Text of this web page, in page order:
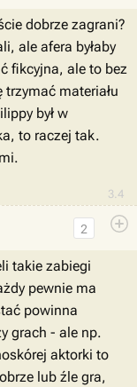
3.4
dobrze zagrani?
ale afera byłaby
fikcyjna, ale to bez
materiału
był w
to raczej tak.
2
takie zabiegi
pewnie ma
powinna
grach - ale np.
aktorki to
lub źle gra,